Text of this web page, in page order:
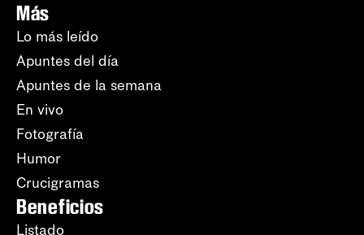
Más
Lo más leído
Apuntes del día
Apuntes de la semana
En vivo
Fotografía
Humor
Crucigramas
Beneficios
Listado